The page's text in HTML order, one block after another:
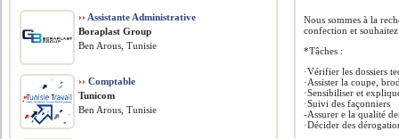
Nous sommes à la
confection et
*Tâches :
·Vérifier les dossiers
·Assister la coupe,
·Sensibiliser et
·Suivi des façonniers
-Assurer e la qualité
·Décider des
›› Assistante Administrative
Boraplast Group
Ben Arous, Tunisie
›› Comptable
Tunicom
Ben Arous, Tunisie